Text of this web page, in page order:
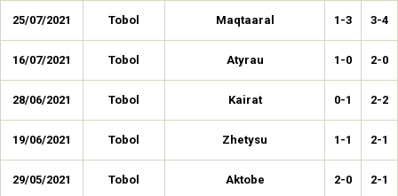
25/07/2021 Tobol Maqtaaral 1-3 3-4
16/07/2021 Tobol Atyrau 1-0 2-0
28/06/2021 Tobol Kairat 0-1 2-2
19/06/2021 Tobol Zhetysu 1-1 2-1
29/05/2021 Tobol Aktobe 2-0 2-1